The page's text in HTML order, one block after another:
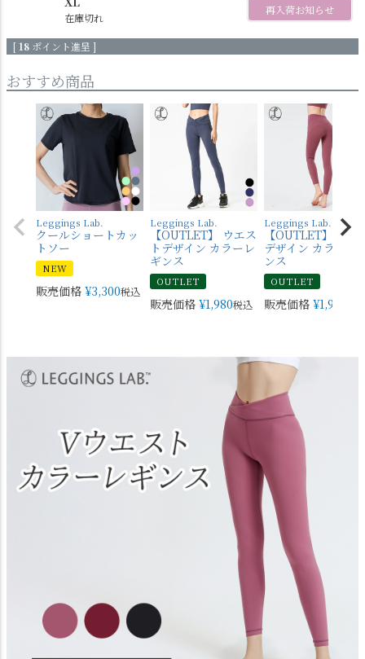
在庫切れ
再入荷お知らせ
[18 ポイント進呈 ]
おすすめ商品
Leggings Lab.
クールショートカッ
トソー
NEW
販売価格 ¥3,300税込
Leggings Lab.
【OUTLET】 ウエス
トデザイン カラーレ
ギンス
OUTLET
販売価格 ¥1,980税込
Leggings Lab.
【OUTLET】 バッ
デザイン カラーレ
ンス
OUTLET
販売価格 ¥1,980